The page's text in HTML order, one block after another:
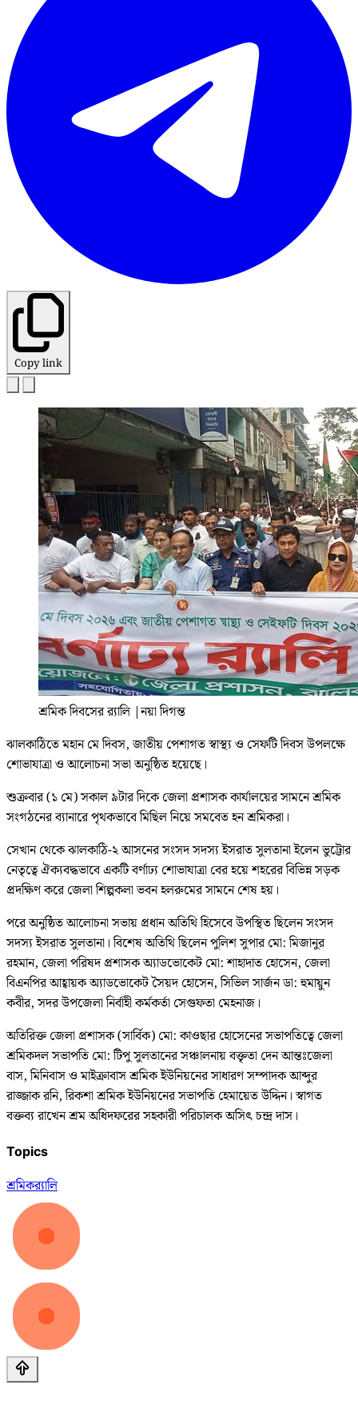
Copy link
শ্রমিক দিবসের র‌্যালি |নয়া দিগন্ত
ঝালকাঠিতে মহান মে দিবস, জাতীয় পেশাগত স্বাস্থ্য ও সেফটি দিবস উপলক্ষে
শোভাযাত্রা ও আলোচনা সভা অনুষ্ঠিত হয়েছে।
শুক্রবার (১ মে) সকাল ৯টার দিকে জেলা প্রশাসক কার্যালয়ের সামনে শ্রমিক
সংগঠনের ব্যানারে পৃথকভাবে মিছিল নিয়ে সমবেত হন শ্রমিকরা।
সেখান থেকে ঝালকাঠি-২ আসনের সংসদ সদস্য ইসরাত সুলতানা ইলেন ভুট্টোর
নেতৃত্বে ঐক্যবদ্ধভাবে একটি বর্ণাঢ্য শোভাযাত্রা বের হয়ে শহরের বিভিন্ন সড়ক
প্রদক্ষিণ করে জেলা শিল্পকলা ভবন হলরুমের সামনে শেষ হয়।
পরে অনুষ্ঠিত আলোচনা সভায় প্রধান অতিথি হিসেবে উপস্থিত ছিলেন সংসদ
সদস্য ইসরাত সুলতানা। বিশেষ অতিথি ছিলেন পুলিশ সুপার মো: মিজানুর
রহমান, জেলা পরিষদ প্রশাসক অ্যাডভোকেট মো: শাহাদাত হোসেন, জেলা
বিএনপির আহ্বায়ক অ্যাডভোকেট সৈয়দ হোসেন, সিভিল সার্জন ডা: হুমায়ুন
কবীর, সদর উপজেলা নির্বাহী কর্মকর্তা সেগুফতা মেহনাজ।
অতিরিক্ত জেলা প্রশাসক (সার্বিক) মো: কাওছার হোসেনের সভাপতিত্বে জেলা
শ্রমিকদল সভাপতি মো: টিপু সুলতানের সঞ্চালনায় বক্তৃতা দেন আন্তঃজেলা
বাস, মিনিবাস ও মাইক্রাবাস শ্রমিক ইউনিয়নের সাধারণ সম্পাদক আব্দুর
রাজ্জাক রনি, রিকশা শ্রমিক ইউনিয়নের সভাপতি হেমায়েত উদ্দিন। স্বাগত
বক্তব্য রাখেন শ্রম অধিদফরের সহকারী পরিচালক অসিৎ চন্দ্র দাস।
Topics
শ্রমিকর‌্যালি